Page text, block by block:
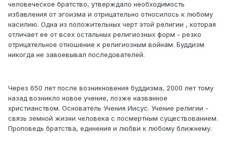
человеческое братство, утверждало необходимость
избавления от эгоизма и отрицательно относилось к любому
насилию. Одна из положительных черт этой религии , которая
отличает ее от всех остальных религиозных форм - резко
отрицательное отношение к религиозным войнам. Буддизм
никогда не завоевывал последователей.
Через 650 лет после возникновения буддизма, 2000 лет тому
назад возникло новое учение, позже названное
христианством. Основатель Учения Иисус. Учение религии -
связь земной жизни человека с посмертным существованием.
Проповедь братства, единения и любви к любому ближнему.